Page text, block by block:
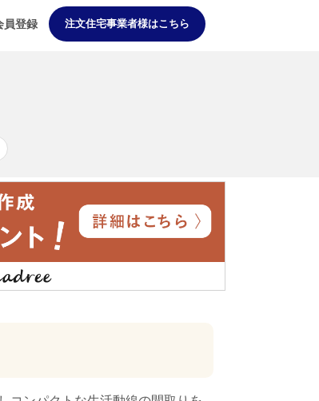
員登録 注文住宅事業者様はこちら